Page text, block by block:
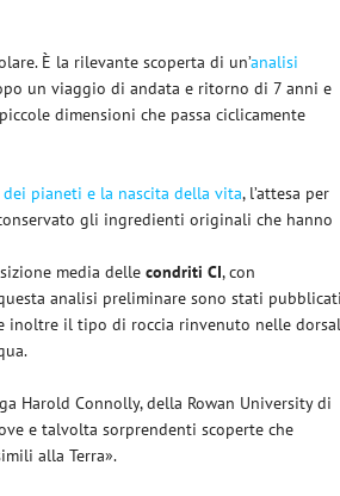
È la rilevante scoperta di un’analisi
un viaggio di andata e ritorno di 7 anni e
dimensioni che passa ciclicamente
dei pianeti e la nascita della vita, l’attesa per
gli ingredienti originali che hanno
media dellecondriti CI, con
analisi preliminare sono stati
inoltre il tipo di roccia rinvenuto nelle
Harold Connolly, della Rowan University di
e talvolta sorprendenti scoperte che
alla Terra».